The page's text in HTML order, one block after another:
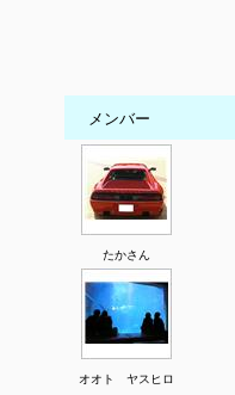
メンバー
たかさん
オオト ヤスヒロ